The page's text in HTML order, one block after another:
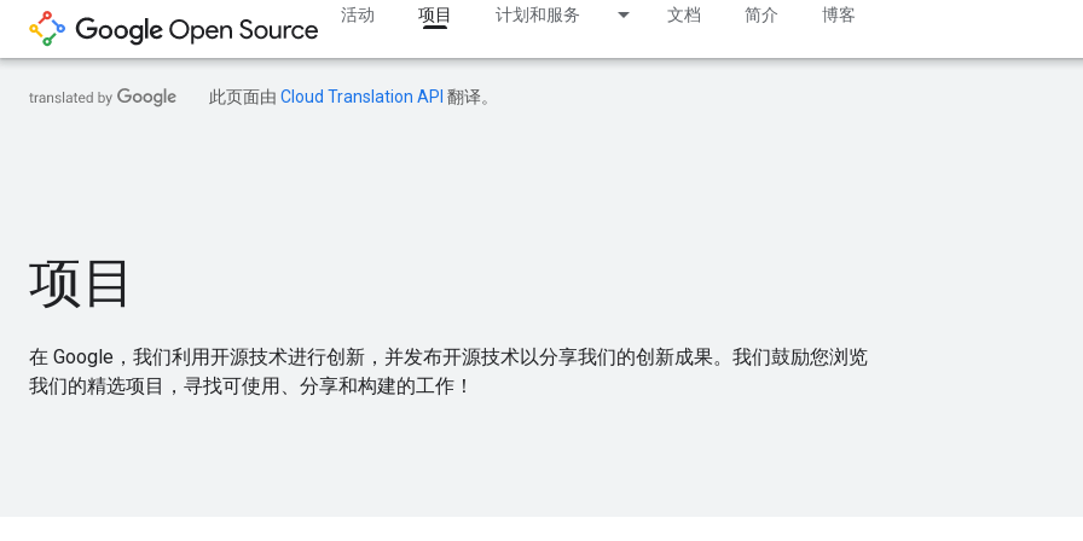
活动 项目 计划和服务 文档 简介 博客
此页面由 Cloud Translation API 翻译。
项目
在 Google，我们利用开源技术进行创新，并发布开源技术以分享我们的创新成果。我们鼓励您浏览
我们的精选项目，寻找可使用、分享和构建的工作！